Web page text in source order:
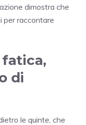
dimostra che
per raccontare
di
le quinte, che